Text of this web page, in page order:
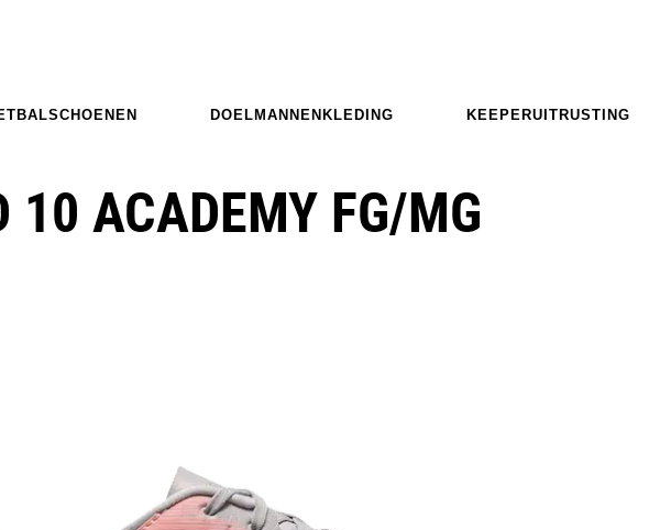
DOELMANNENKLEDING KEEPERUITRUSTING
10 ACADEMY FG/MG